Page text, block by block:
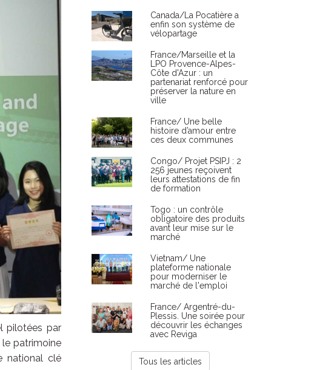
pilotées par
patrimoine
national clé
Canada/La Pocatière a
enfin son système de
vélopartage
France/Marseille et la
LPO Provence-Alpes-
Côte d'Azur : un
partenariat renforcé pour
préserver la nature en
ville
France/ Une belle
histoire d’amour entre
ces deux communes
Congo/ Projet PSIPJ : 2
256 jeunes reçoivent
leurs attestations de fin
de formation
Togo : un contrôle
obligatoire des produits
avant leur mise sur le
marché
Vietnam/ Une
plateforme nationale
pour moderniser le
marché de l'emploi
France/ Argentré-du-
Plessis. Une soirée pour
découvrir les échanges
avec Reviga
Tous les articles